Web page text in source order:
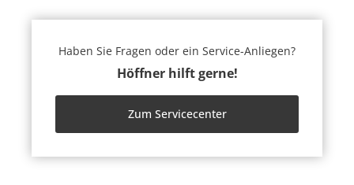
Haben Sie Fragen oder ein Service-Anliegen?
Höffner hilft gerne!
Zum Servicecenter